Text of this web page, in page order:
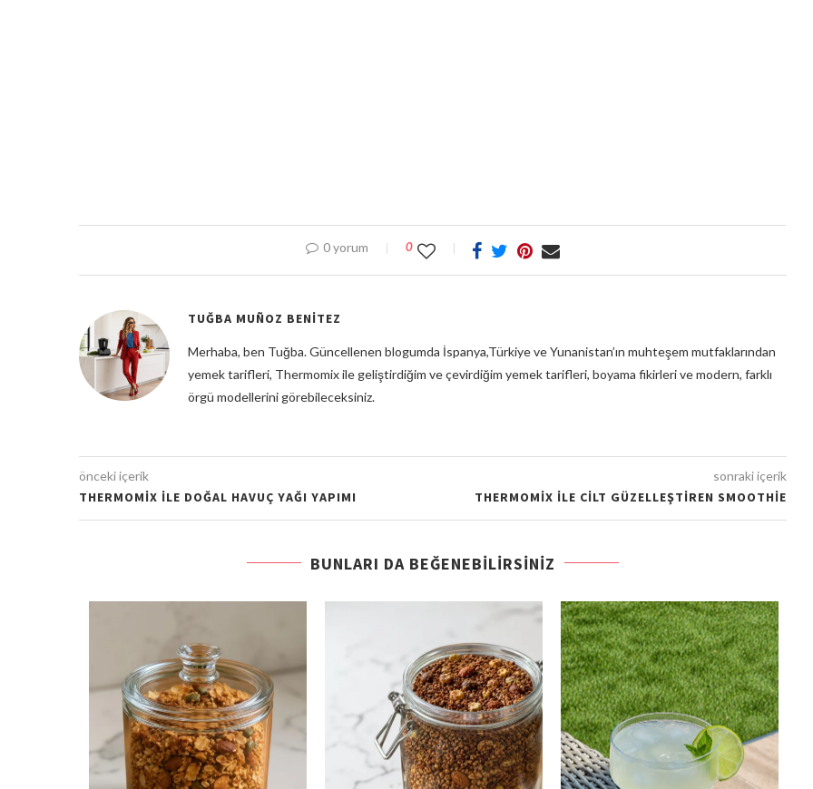
0 yorum 0
TUĞBA MUÑOZ BENITEZ
Merhaba, ben Tuğba. Güncellenen blogumda İspanya,Türkiye ve Yunanistan’ın muhteşem mutfaklarından
yemek tarifleri, Thermomix ile geliştirdiğim ve çevirdiğim yemek tarifleri, boyama fikirleri ve modern, farklı
örgü modellerini görebileceksiniz.
önceki içerik
THERMOMIX ILE DOĞAL HAVUÇ YAĞI YAPIMI
sonraki içerik
THERMOMIX ILE CILT GÜZELLEŞTIREN SMOOTHIE
BUNLARI DA BEĞENEBILIRSINIZ